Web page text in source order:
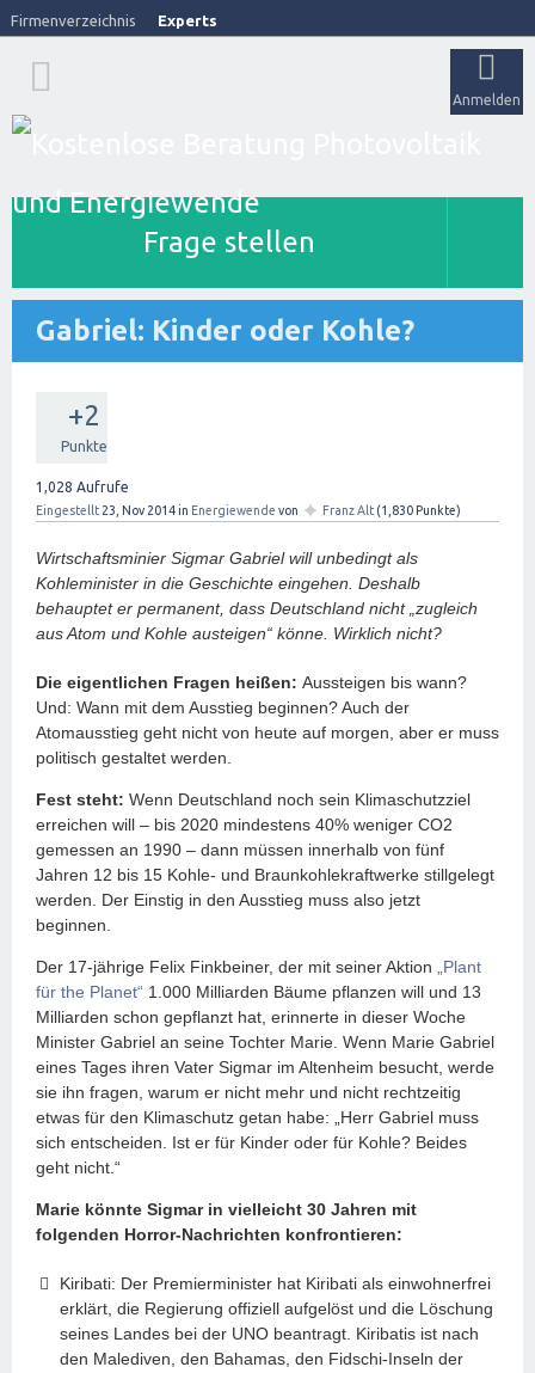
Firmenverzeichnis Experts
Anmelden
Frage stellen
Gabriel: Kinder oder Kohle?
+2
Punkte
1,028 Aufrufe
Eingestellt 23, Nov 2014in Energiewende von ✦ Franz Alt (1,830 Punkte)
Wirtschaftsminier Sigmar Gabriel will unbedingt als
Kohleminister in die Geschichte eingehen. Deshalb
behauptet er permanent, dass Deutschland nicht „zugleich
aus Atom und Kohle austeigen“ könne. Wirklich nicht?
Die eigentlichen Fragen heißen: Aussteigen bis wann?
Und: Wann mit dem Ausstieg beginnen? Auch der
Atomausstieg geht nicht von heute auf morgen, aber er muss
politisch gestaltet werden.
Fest steht: Wenn Deutschland noch sein Klimaschutzziel
erreichen will – bis 2020 mindestens 40% weniger CO2
gemessen an 1990 – dann müssen innerhalb von fünf
Jahren 12 bis 15 Kohle- und Braunkohlekraftwerke stillgelegt
werden. Der Einstig in den Ausstieg muss also jetzt
beginnen.
Der 17-jährige Felix Finkbeiner, der mit seiner Aktion
„Plant
für the Planet“ 1.000 Milliarden Bäume pflanzen will und 13
Milliarden schon gepflanzt hat, erinnerte in dieser Woche
Minister Gabriel an seine Tochter Marie. Wenn Marie Gabriel
eines Tages ihren Vater Sigmar im Altenheim besucht, werde
sie ihn fragen, warum er nicht mehr und nicht rechtzeitig
etwas für den Klimaschutz getan habe: „Herr Gabriel muss
sich entscheiden. Ist er für Kinder oder für Kohle? Beides
geht nicht.“
Marie könnte Sigmar in vielleicht 30 Jahren mit
folgenden Horror-Nachrichten konfrontieren:
Kiribati: Der Premierminister hat Kiribati als einwohnerfrei
erklärt, die Regierung offiziell aufgelöst und die Löschung
seines Landes bei der UNO beantragt. Kiribatis ist nach
den Malediven, den Bahamas, den Fidschi-Inseln der